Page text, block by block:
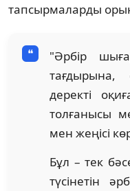
тапсырмаларды
"Әрбір
деректі
толғанысы
мен жеңісі
Бұл – тек
түсінетін